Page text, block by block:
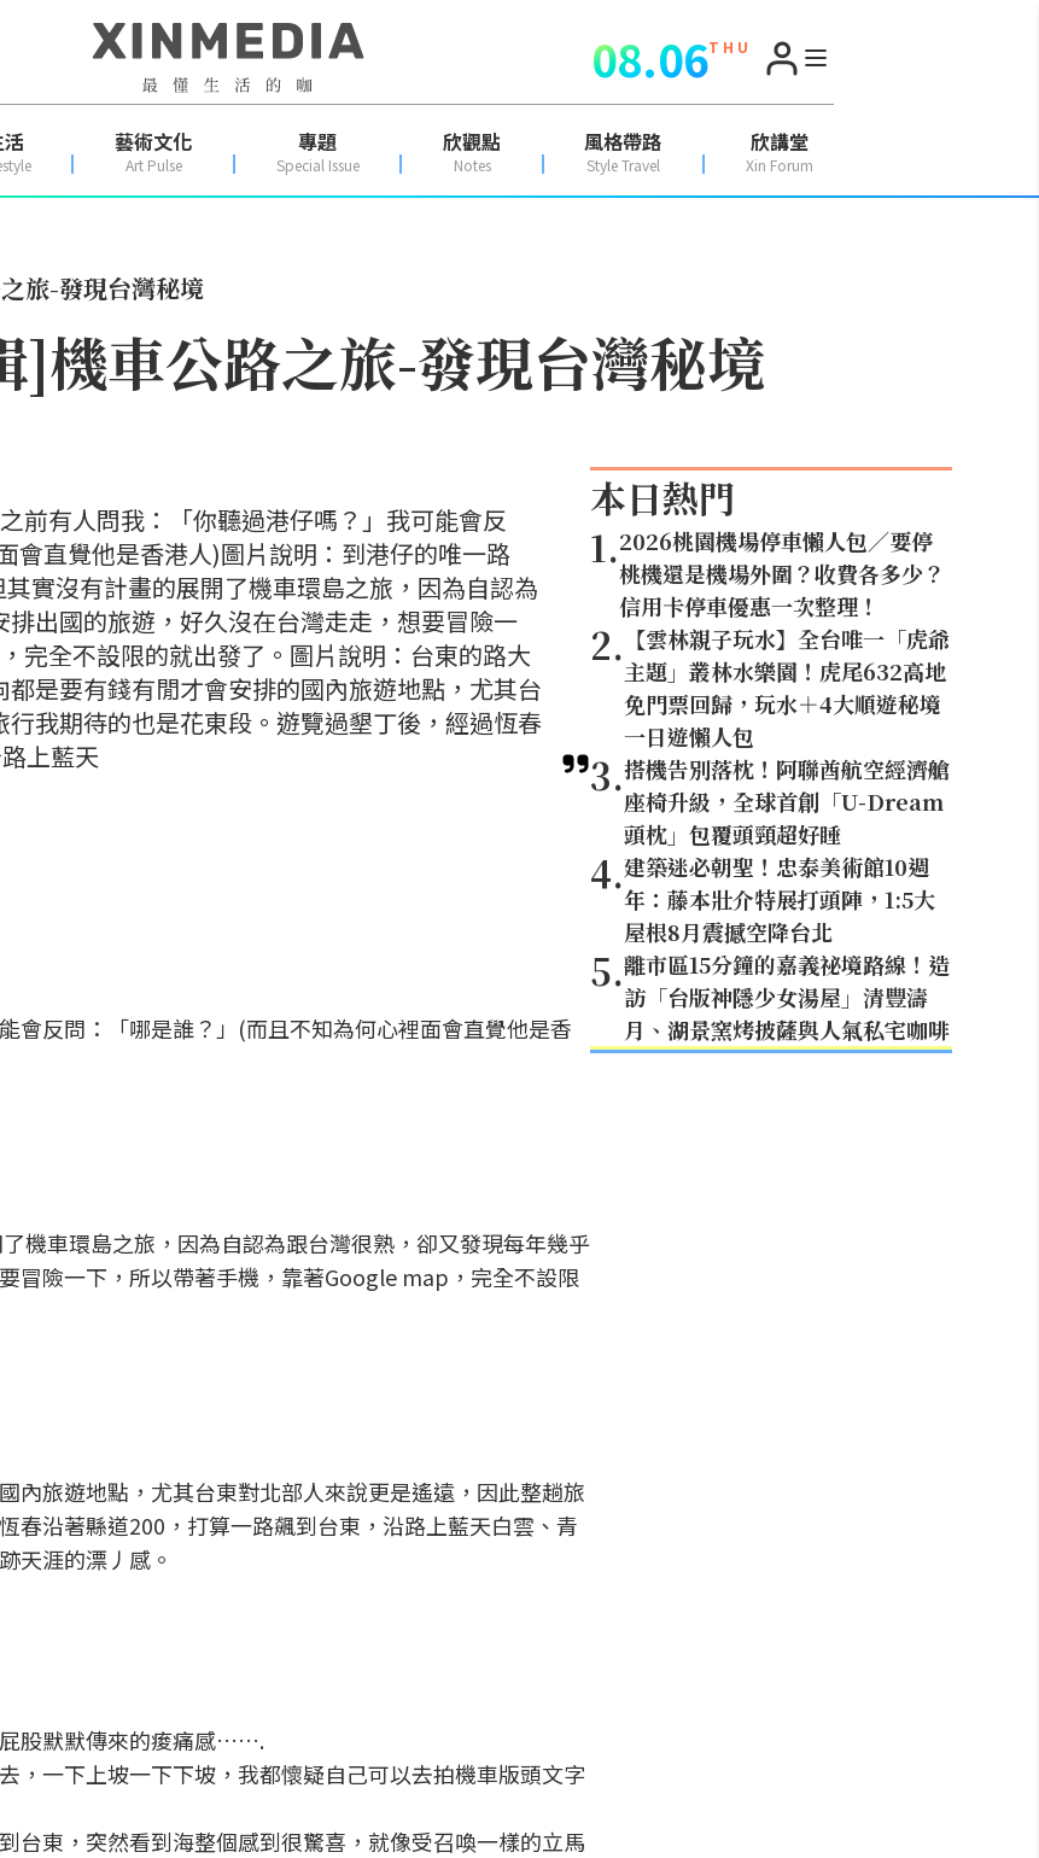
08.06T H U
藝術文化
Art Pulse
專題
Special Issue
欣觀點
Notes
風格帶路
Style Travel
欣講堂
Xin Forum
旅-發現台灣秘境
機車公路之旅-發現台灣秘境
前有人問我：「你聽過港仔嗎？」我可能會反
會直覺他是香港人)圖片說明：到港仔的唯一路
實沒有計畫的展開了機車環島之旅，因為自認為
出國的旅遊，好久沒在台灣走走，想要冒險一
完全不設限的就出發了。圖片說明：台東的路大
是要有錢有閒才會安排的國內旅遊地點，尤其台
我期待的也是花東段。遊覽過墾丁後，經過恆春
上藍天
會反問：「哪是誰？」(而且不知為何心裡面會直覺他是香
機車環島之旅，因為自認為跟台灣很熟，卻又發現每年幾乎
冒險一下，所以帶著手機，靠著Google map，完全不設限
內旅遊地點，尤其台東對北部人來說更是遙遠，因此整趟旅
春沿著縣道200，打算一路飆到台東，沿路上藍天白雲、青
天涯的漂丿感。
股默默傳來的痠痛感…….
，一下上坡一下下坡，我都懷疑自己可以去拍機車版頭文字
台東，突然看到海整個感到很驚喜，就像受召喚一樣的立馬
本日熱門
1.2026桃園機場停車懶人包／要停
桃機還是機場外圍？收費各多少？
信用卡停車優惠一次整理！
2. 【雲林親子玩水】全台唯一「虎爺
主題」叢林水樂園！虎尾632高地
免門票回歸，玩水＋4大順遊秘境
一日遊懶人包
3.搭機告別落枕！阿聯酋航空經濟艙
座椅升級，全球首創「U-Dream
頭枕」包覆頭頸超好睡
4.建築迷必朝聖！忠泰美術館10週
年：藤本壯介特展打頭陣，1:5大
屋根8月震撼空降台北
5.離市區15分鐘的嘉義祕境路線！造
訪「台版神隱少女湯屋」清豐濤
月、湖景窯烤披薩與人氣私宅咖啡